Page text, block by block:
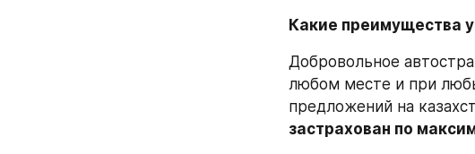
Какие преимущества
Добровольное
любом месте и при
предложений на
застрахован по